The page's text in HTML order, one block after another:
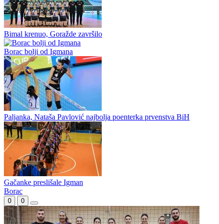
Loše izdanje Banjalučanki
Odbojkašice Borca udaljile su se, poslije prvog meča sa
Igmanom, od potencijanog plasmana u polufinale plej-ofa, piše
borac-sport.com Crveno-plave, koje su ligaški dio sezone...
Igman rutinski do trijumfa nad Novim Gradom
Bimal krenuo, Goražde završilo
Borac bolji od Igmana